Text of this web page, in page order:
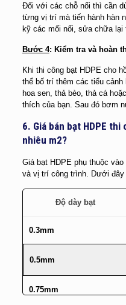
Đối với các chỗ nối thì cần
từng vị trí mà tiến hành hàn
kỹ các mối nối, sửa chữa lại
Bước 4: Kiểm tra và hoàn
Khi thi công bạt HDPE cho
thể bố trí thêm các tiểu
hoa sen, thả bèo, thả cá
thích của bạn. Sau đó bơm
6. Giá bán bạt HDPE
nhiêu m2?
Giá bạt HDPE phụ thuộc
và vị trí công trình. Dưới đây
Độ dày bạt
0.3mm
0.5mm
0.75mm